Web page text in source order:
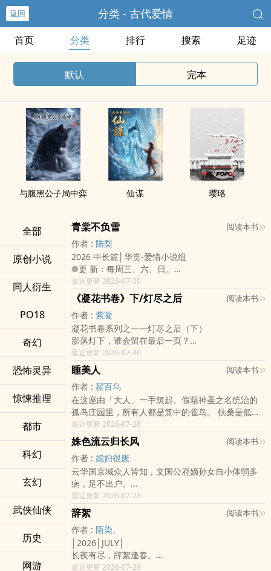
返回 分类 - 古代爱情
首页 分类 排行 搜索 足迹
默认 完本
与腹黑公子局中弈 仙谋 璎珞
全部
原创小说
同人衍生
PO18
奇幻
恐怖灵异
惊悚推理
都市
科幻
玄幻
武侠仙侠
历史
网游
青棠不负雪 阅读本书
作者 : 陆梨
2026 中长篇│华赏-爱情小说组
❁更 新：每周三、六、日。
（草稿已完结，更新日依修文进度，修到哪更到
哪。 预计08/23正文连载完结，08/01、08/02停
更）
年少时惊鸿一瞥，以为那是此生的月亮。
直到望归川兵败，故人战殁，她奉旨嫁入云家，成
了云家二公子的新妇。
她不信望归川一役只是寻常败仗，他亦各怀所求。
二人由一纸婚约结盟，循着残留下来的蛛丝马迹步
步追查，却不知朝堂暗流之下，竟藏着一场倾覆南
晏的阴谋。
真相尚未揭开，他们的追查便已惊动局中之人。昭
阳城破，山河飘摇，二人只能仓促踏上逃亡之路。
她追逐故人留下的雪，他陪她走过漫漫长夜。
后来她方明白，月光照亮的是年少旧梦，真正与她
共赴山河之人，始终在身侧。
她终究是应了裴照雪昔日那一句祝愿。
──『愿尔于归，而遐宁华。』
望至归处，方知安涯。
❁ 温柔腹黑公子 ｘ 骄矜倔傲公主 ❁
他说，
「臣是来替您挡一挡这满城风雪。」
「云家想要什么？」她问。
云司白笑意淡淡：「云家想要的很多。权势，名
分，皇恩，还有一个能将昭宁公主困住的牢笼。」
最近更新 2026-07-30
《凝花书卷》下/灯尽之后 阅读本书
作者 : 紫凝
凝花书卷系列之——灯尽之后（下）
影落灯下，谁会留在最后一页？
「序｜花影微澜」
在烟雨绵绕的小镇深处，
有一座静谧优雅的花坊茶馆，名为「凝花坊」。
花影依旧，茶香仍暖，
只是岁月悄然更迭，人心早已悄悄泛起了波澜。
庭中栀子已谢，桂花悄然绽放，
幽香袅袅，如那深藏于心的情意，
悄然牵引着命运的丝线。
在这片淡雅茶香之中，女子与风与影的羁绊渐渐深
埋，
情感流转之下，步步走向那一处难以言明的终章。
这里，是凝花坊。
一盏茶，映照岁月。一缕风，牵动情思。
而这场静静展开的旅途，终将于桂香盈盈之中，落
定于 那人身旁。
古风日常｜慢热｜种花泡茶｜风影拟人
最近更新 2026-07-30
睡美人 阅读本书
作者 : 翟百乌
在这座由「大人」一手筑起、假藉神圣之名统治的
孤岛庄园里，所有人都是笼中的雀鸟。 扶桑是低贱
的侍女，也是在暗夜里蛰伏的狼。她背负着血色的
凤凰刺青，将自己的尊严与灵魂磨成最锋利的毒
刃。为了推翻这个罪恶的高塔，她甘愿将自己当作
棋子，踩在血腥与谎言之上前行。 艾里欧是高贵却
孤立无援的贵族质子，怀揣着骑士小说里天真的拯
救幻想。他以为自己能在深渊中抓住扶桑的手，将
她带离这座牢笼，却不知自己早已一步步踏入她精
心调制的温柔陷阱。 当三日之期倒数，伪神即将归
来。 一首古老的手毬歌在深夜轻声唱响—— 「一球
拍落红椿泥，四球撞碎金饰冠，神明大人跌下
来……」 谁是棋子，谁是猎手？ 当这座高塔彻底坍
塌之际，这场以爱为名、以恨为刃的狂暴博弈，终
最近更新 2026-07-28
姝色流云归长风 阅读本书
作者 : 媳妇很废
云华国京城众人皆知，文国公府嫡孙女自小体弱多
病，足不出户。
却无人知晓，她暗中经营遍布天下的消息网。
一场意外，云姝被战功赫赫的建威将军裴长风救
下。
他对她一见倾心，不惜求来圣旨赐婚； 她却步步为
营，只为查明十年前父母失踪的真相。
有人为爱成魔，有人为权失德，而她，终将亲手撕
开所有谎言。
最近更新 2026-07-28
辞絮 阅读本书
作者 : 陌染。
│2026│JULY│
长夜有尽，辞絮逢春。
一场冲喜，旁人看作死局，他却从中窥见了生机。
最近更新 2026-07-28